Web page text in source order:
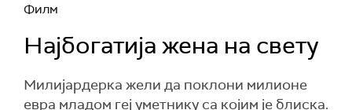
Филм
Најбогатија жена на свету
Милијардерка жели да поклони милионе
евра младом геј уметнику са којим је блиска.